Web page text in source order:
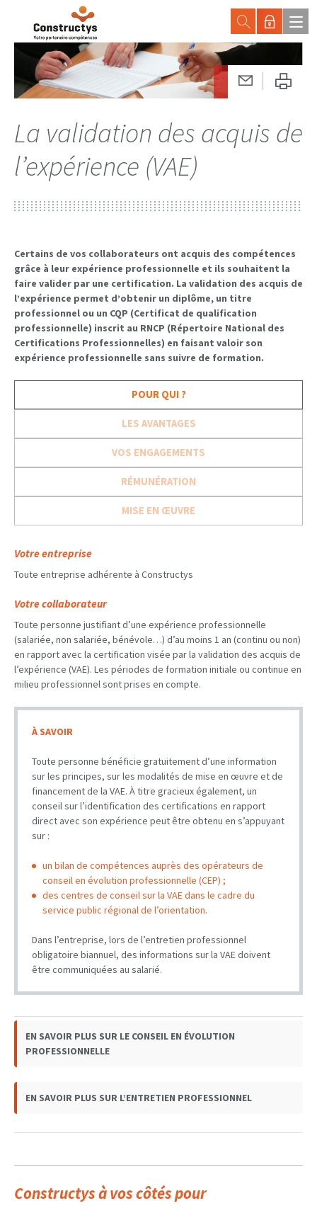
La validation des acquis de
l’expérience (VAE)
Certains de vos collaborateurs ont acquis des compétences
grâce à leur expérience professionnelle et ils souhaitent la
faire valider par une certification. La validation des acquis de
l’expérience permet d’obtenir un diplôme, un titre
professionnel ou un CQP (Certificat de qualification
professionnelle) inscrit au RNCP (Répertoire National des
Certifications Professionnelles) en faisant valoir son
expérience professionnelle sans suivre de formation.
POUR QUI ?
LES AVANTAGES
VOS ENGAGEMENTS
RÉMUNÉRATION
MISE EN ŒUVRE
Votre entreprise
Toute entreprise adhérente à Constructys
Votre collaborateur
Toute personne justifiant d’une expérience professionnelle
(salariée, non salariée, bénévole…) d’au moins 1 an (continu ou non)
en rapport avec la certification visée par la validation des acquis de
l’expérience (VAE). Les périodes de formation initiale ou continue en
milieu professionnel sont prises en compte.
À SAVOIR
Toute personne bénéficie gratuitement d’une information
sur les principes, sur les modalités de mise en œuvre et de
financement de la VAE. À titre gracieux également, un
conseil sur l’identification des certifications en rapport
direct avec son expérience peut être obtenu en s’appuyant
sur :
un bilan de compétences auprès des opérateurs de
conseil en évolution professionnelle (CEP) ;
des centres de conseil sur la VAE dans le cadre du
service public régional de l’orientation.
Dans l’entreprise, lors de l’entretien professionnel
obligatoire biannuel, des informations sur la VAE doivent
être communiquées au salarié.
EN SAVOIR PLUS SUR LE CONSEIL EN ÉVOLUTION
PROFESSIONNELLE
EN SAVOIR PLUS SUR L’ENTRETIEN PROFESSIONNEL
Constructys à vos côtés pour